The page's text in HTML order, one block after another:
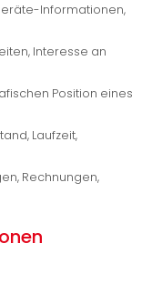
Informationen,
Interesse an
Position eines
Laufzeit,
Rechnungen,